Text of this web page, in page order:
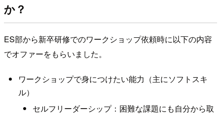
か？
ES部から新卒研修でのワークショップ依頼時に以下の内容
でオファーをもらいました。
ワークショップで身につけたい能力（主にソフトスキ
ル）
セルフリーダーシップ：困難な課題にも自分から取